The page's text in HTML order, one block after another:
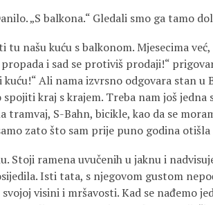
„S balkona.“ Gledali smo ga tamo
tu našu kuću s balkonom. Mjesecima
i sad se protiviš prodaji!“
Ali nama izvrsno odgovara stan u
kraj s krajem. Treba nam još jedna
tramvaj, S-Bahn, bicikle, kao da se
zato što sam prije puno godina otišla
Stoji ramena uvučenih u jaknu i
Isti tata, s njegovom gustom
visini i mršavosti. Kad se nađemo